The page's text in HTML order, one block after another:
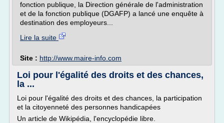
fonction publique, la Direction générale de l'administration
et de la fonction publique (DGAFP) a lancé une enquête à
destination des employeurs...
Lire la suite
Site : http://www.maire-info.com
Loi pour l'égalité des droits et des chances,
la ...
Loi pour l'égalité des droits et des chances, la participation
et la citoyenneté des personnes handicapées
Un article de Wikipédia, l'encyclopédie libre.